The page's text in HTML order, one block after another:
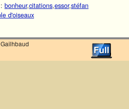
bonheur,citations,essor,stéfan
d'oiseaux